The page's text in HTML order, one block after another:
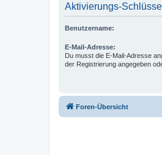
Aktivierungs-
Benutzername:
E-Mail-Adresse:
Du musst die E-Mail-Adresse
der Registrierung angegeben
Foren-Übersicht